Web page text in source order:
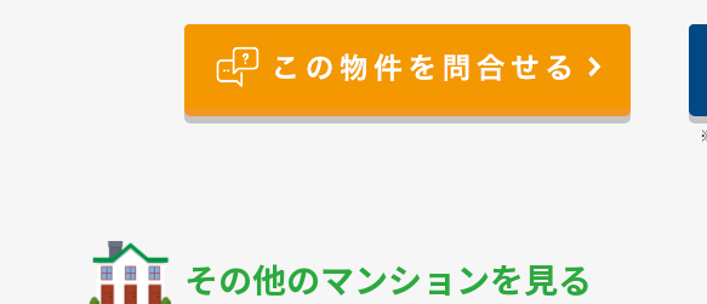
その他のマンションを見る